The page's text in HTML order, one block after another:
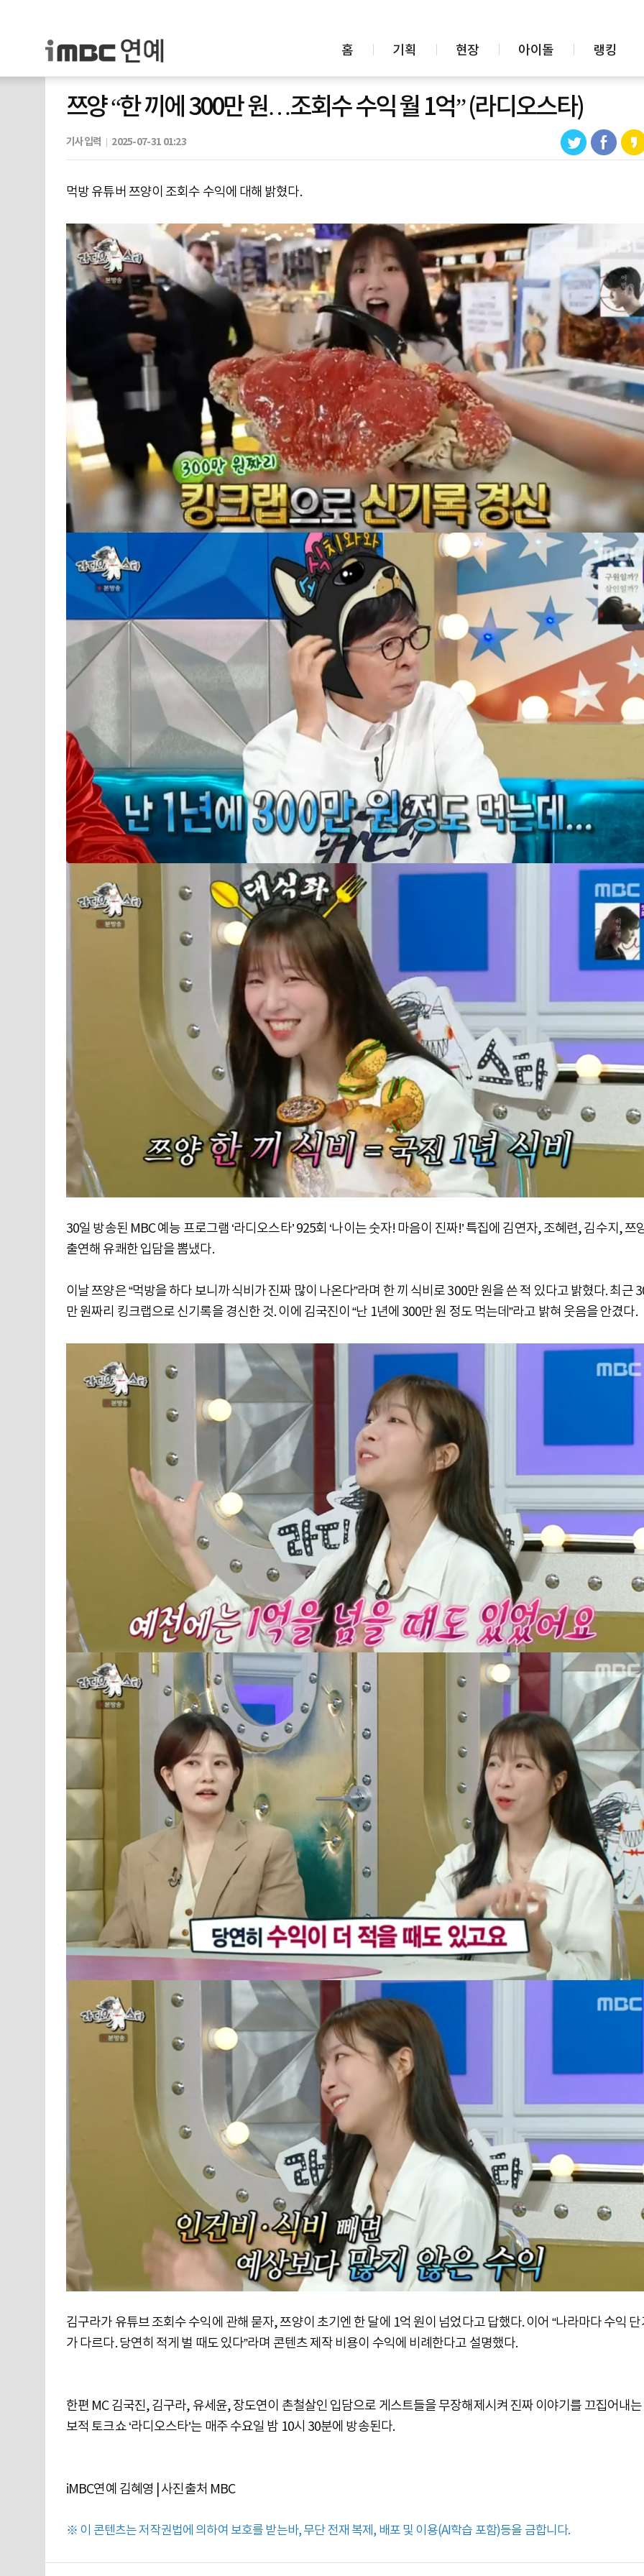
홈 기획 현장 아이돌 랭킹
쯔양 “한 끼에 300만 원…조회수 수익 월 1억” (라디오스타)
기사입력 2025-07-31 01:23
먹방 유튜버 쯔양이 조회수 수익에 대해 밝혔다.
30일 방송된 MBC 예능 프로그램 ‘라디오스타’ 925회 ‘나이는 숫자! 마음이 진짜!’ 특집에 김연자, 조혜련, 김수지, 쯔
출연해 유쾌한 입담을 뽐냈다.
이날 쯔양은 “먹방을 하다 보니까 식비가 진짜 많이 나온다”라며 한 끼 식비로 300만 원을 쓴 적 있다고 밝혔다. 최근
만 원짜리 킹크랩으로 신기록을 경신한 것. 이에 김국진이 “난 1년에 300만 원 정도 먹는데”라고 밝혀 웃음을 안겼다.
김구라가 유튜브 조회수 수익에 관해 묻자, 쯔양이 초기엔 한 달에 1억 원이 넘었다고 답했다. 이어 “나라마다 수익 단
가 다르다. 당연히 적게 벌 때도 있다”라며 콘텐츠 제작 비용이 수익에 비례한다고 설명했다.
한편 MC 김국진, 김구라, 유세윤, 장도연이 촌철살인 입담으로 게스트들을 무장해제시켜 진짜 이야기를 끄집어내는
보적 토크쇼 ‘라디오스타’는 매주 수요일 밤 10시 30분에 방송된다.
iMBC연예 김혜영 | 사진출처 MBC
※ 이 콘텐츠는 저작권법에 의하여 보호를 받는바, 무단 전재 복제, 배포 및 이용(AI학습 포함)등을 금합니다.